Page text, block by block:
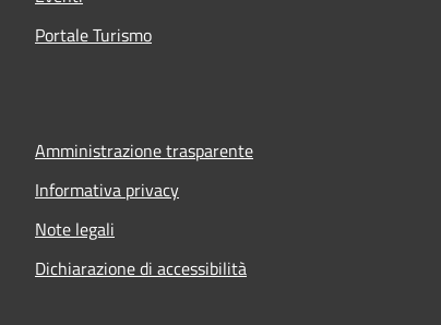
Portale Turismo
Amministrazione trasparente
Informativa privacy
Note legali
Dichiarazione di accessibilità